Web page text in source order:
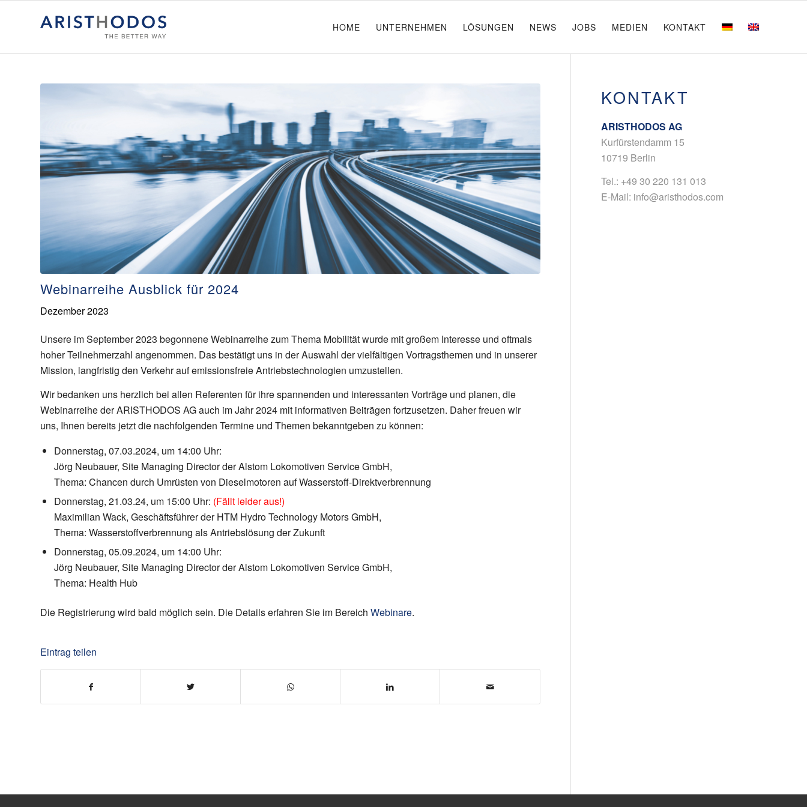
HOME UNTERNEHMEN LÖSUNGEN NEWS JOBS MEDIEN KONTAKT
Webinarreihe Ausblick für 2024
Dezember 2023
Unsere im September 2023 begonnene Webinarreihe zum Thema Mobilität wurde mit großem Interesse und oftmals
hoher Teilnehmerzahl angenommen. Das bestätigt uns in der Auswahl der vielfältigen Vortragsthemen und in unserer
Mission, langfristig den Verkehr auf emissionsfreie Antriebstechnologien umzustellen.
Wir bedanken uns herzlich bei allen Referenten für ihre spannenden und interessanten Vorträge und planen, die
Webinarreihe der ARISTHODOS AG auch im Jahr 2024 mit informativen Beiträgen fortzusetzen. Daher freuen wir
uns, Ihnen bereits jetzt die nachfolgenden Termine und Themen bekanntgeben zu können:
Donnerstag, 07.03.2024, um 14:00 Uhr:
Jörg Neubauer, Site Managing Director der Alstom Lokomotiven Service GmbH,
Thema: Chancen durch Umrüsten von Dieselmotoren auf Wasserstoff-Direktverbrennung
Donnerstag, 21.03.24, um 15:00 Uhr: (Fällt leider aus!)
Maximilian Wack, Geschäftsführer der HTM Hydro Technology Motors GmbH,
Thema: Wasserstoffverbrennung als Antriebslösung der Zukunft
Donnerstag, 05.09.2024, um 14:00 Uhr:
Jörg Neubauer, Site Managing Director der Alstom Lokomotiven Service GmbH,
Thema: Health Hub
Die Registrierung wird bald möglich sein. Die Details erfahren Sie im Bereich Webinare.
Eintrag teilen
KONTAKT
ARISTHODOS AG
Kurfürstendamm 15
10719 Berlin
Tel.: +49 30 220 131 013
E-Mail: info@aristhodos.com